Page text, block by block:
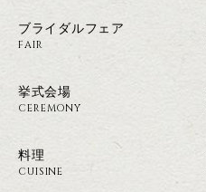
ブライダルフェア
FAIR
挙式会場
CEREMONY
料理
CUISINE